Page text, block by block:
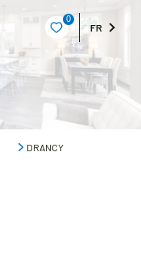
0
FR
DRANCY